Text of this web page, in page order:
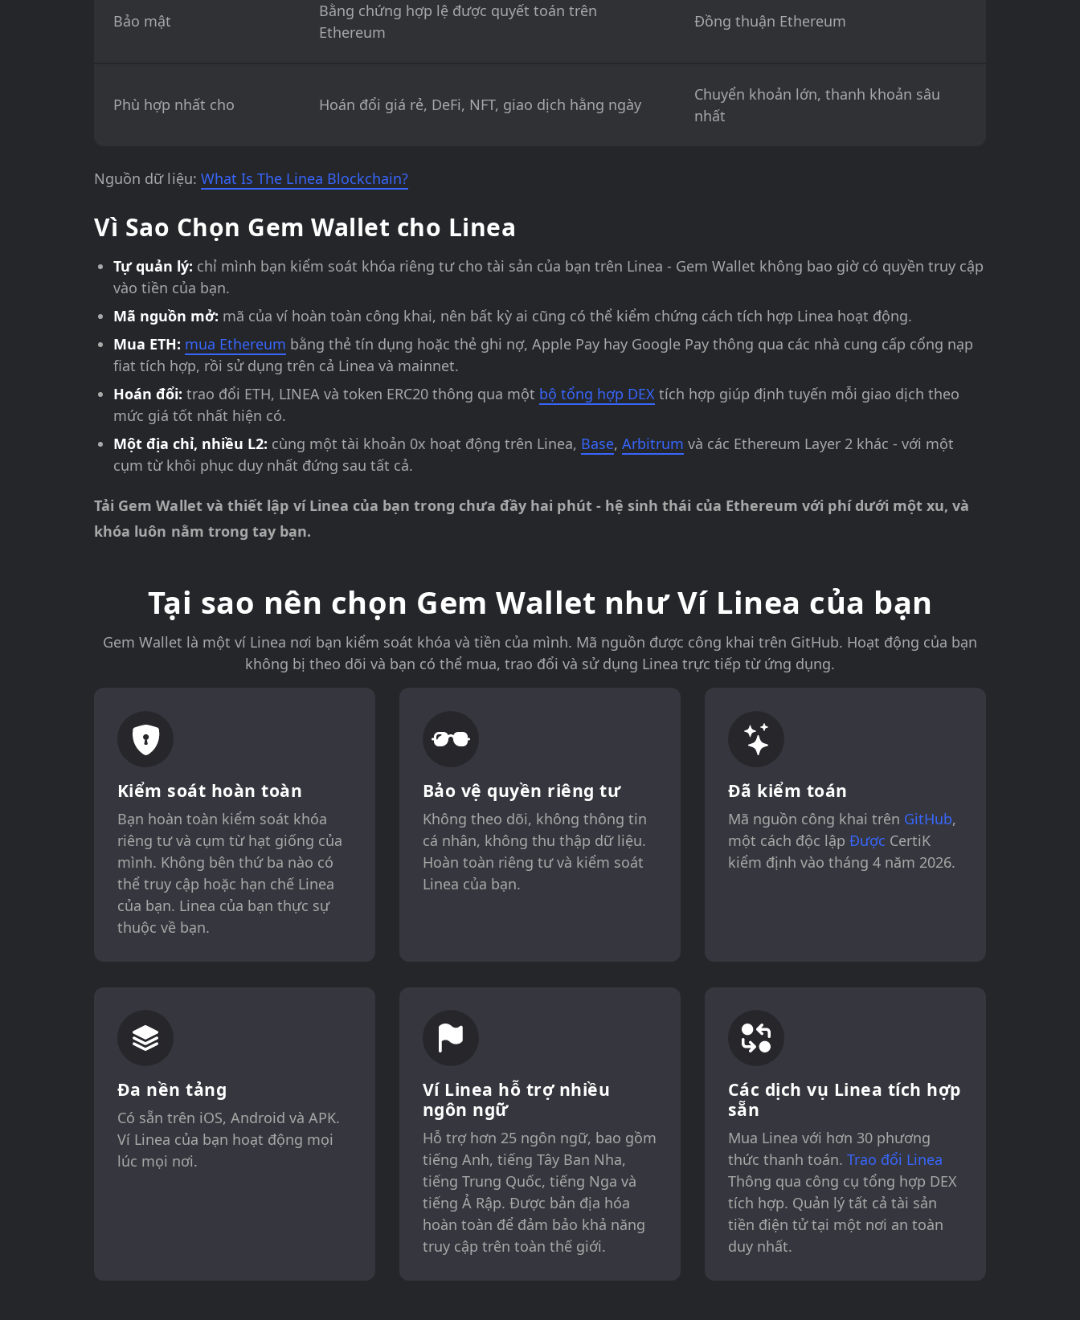
Bảo mật
Bằng chứng hợp lệ được quyết toán trên
Ethereum
Đồng thuận Ethereum
Phù hợp nhất cho Hoán đổi giá rẻ, DeFi, NFT, giao dịch hằng ngày
Chuyển khoản lớn, thanh khoản sâu
nhất
Nguồn dữ liệu: What Is The Linea Blockchain?
Vì Sao Chọn Gem Wallet cho Linea
Tự quản lý: chỉ mình bạn kiểm soát khóa riêng tư cho tài sản của bạn trên Linea - Gem Wallet không bao giờ có quyền truy cập
vào tiền của bạn.
Mã nguồn mở: mã của ví hoàn toàn công khai, nên bất kỳ ai cũng có thể kiểm chứng cách tích hợp Linea hoạt động.
Mua ETH: mua Ethereum bằng thẻ tín dụng hoặc thẻ ghi nợ, Apple Pay hay Google Pay thông qua các nhà cung cấp cổng nạp
fiat tích hợp, rồi sử dụng trên cả Linea và mainnet.
Hoán đổi: trao đổi ETH, LINEA và token ERC20 thông qua một bộ tổng hợp DEX tích hợp giúp định tuyến mỗi giao dịch theo
mức giá tốt nhất hiện có.
Một địa chỉ, nhiều L2: cùng một tài khoản 0x hoạt động trên Linea, Base, Arbitrum và các Ethereum Layer 2 khác - với một
cụm từ khôi phục duy nhất đứng sau tất cả.
Tải Gem Wallet và thiết lập ví Linea của bạn trong chưa đầy hai phút - hệ sinh thái của Ethereum với phí dưới một xu, và
khóa luôn nằm trong tay bạn.
Tại sao nên chọn Gem Wallet như Ví Linea của bạn
Gem Wallet là một ví Linea nơi bạn kiểm soát khóa và tiền của mình. Mã nguồn được công khai trên GitHub. Hoạt động của bạn
không bị theo dõi và bạn có thể mua, trao đổi và sử dụng Linea trực tiếp từ ứng dụng.
Kiểm soát hoàn toàn
Bạn hoàn toàn kiểm soát khóa
riêng tư và cụm từ hạt giống của
mình. Không bên thứ ba nào có
thể truy cập hoặc hạn chế Linea
của bạn. Linea của bạn thực sự
thuộc về bạn.
Bảo vệ quyền riêng tư
Không theo dõi, không thông tin
cá nhân, không thu thập dữ liệu.
Hoàn toàn riêng tư và kiểm soát
Linea của bạn.
Đã kiểm toán
Mã nguồn công khai trên GitHub,
một cách độc lập Được CertiK
kiểm định vào tháng 4 năm 2026.
Đa nền tảng
Có sẵn trên iOS, Android và APK.
Ví Linea của bạn hoạt động mọi
lúc mọi nơi.
Ví Linea hỗ trợ nhiều
ngôn ngữ
Hỗ trợ hơn 25 ngôn ngữ, bao gồm
tiếng Anh, tiếng Tây Ban Nha,
tiếng Trung Quốc, tiếng Nga và
tiếng Ả Rập. Được bản địa hóa
hoàn toàn để đảm bảo khả năng
truy cập trên toàn thế giới.
Các dịch vụ Linea tích hợp
sẵn
Mua Linea với hơn 30 phương
thức thanh toán. Trao đổi Linea
Thông qua công cụ tổng hợp DEX
tích hợp. Quản lý tất cả tài sản
tiền điện tử tại một nơi an toàn
duy nhất.